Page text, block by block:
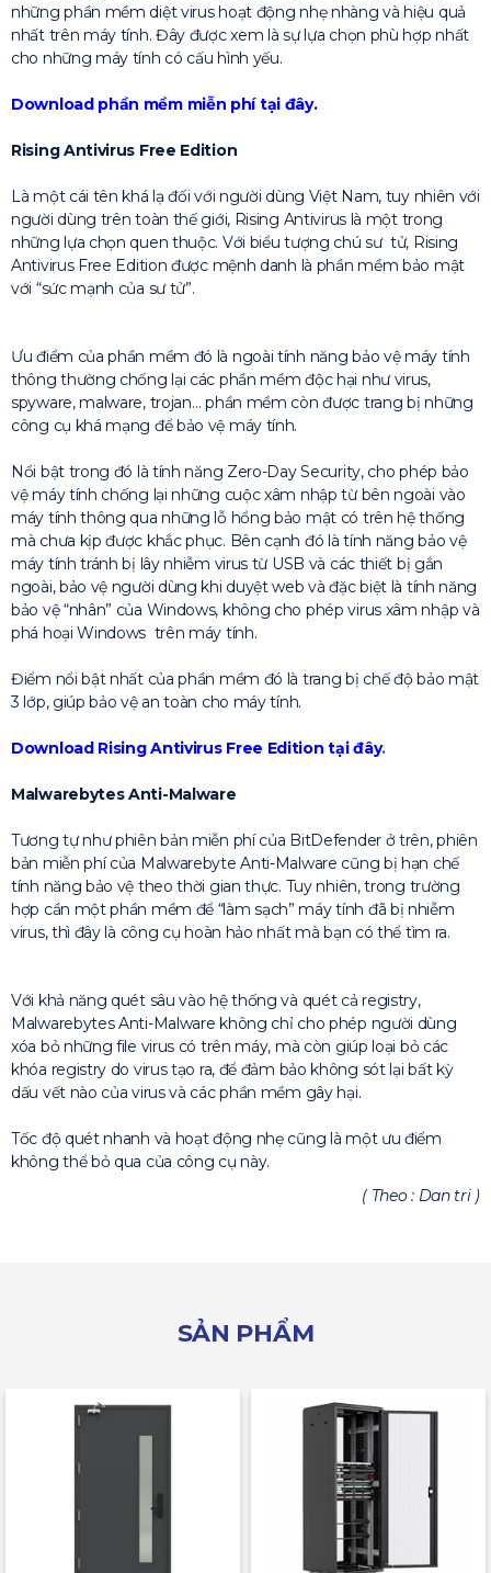
những phần mềm diệt virus hoạt động nhẹ nhàng và hiệu quả
nhất trên máy tính. Đây được xem là sự lựa chọn phù hợp nhất
cho những máy tính có cấu hình yếu.
Download phần mềm miễn phí tại đây.
Rising Antivirus Free Edition
Là một cái tên khá lạ đối với người dùng Việt Nam, tuy nhiên với
người dùng trên toàn thế giới, Rising Antivirus là một trong
những lựa chọn quen thuộc. Với biểu tượng chú sư tử, Rising
Antivirus Free Edition được mệnh danh là phần mềm bảo mật
với “sức mạnh của sư tử”.
Ưu điểm của phần mềm đó là ngoài tính năng bảo vệ máy tính
thông thường chống lại các phần mềm độc hại như virus,
spyware, malware, trojan… phần mềm còn được trang bị những
công cụ khá mạng để bảo vệ máy tính.
Nổi bật trong đó là tính năng Zero-Day Security, cho phép bảo
vệ máy tính chống lại những cuộc xâm nhập từ bên ngoài vào
máy tính thông qua những lỗ hổng bảo mật có trên hệ thống
mà chưa kịp được khắc phục. Bên cạnh đó là tính năng bảo vệ
máy tính tránh bị lây nhiễm virus từ USB và các thiết bị gắn
ngoài, bảo vệ người dùng khi duyệt web và đặc biệt là tính năng
bảo vệ “nhân” của Windows, không cho phép virus xâm nhập và
phá hoại Windows trên máy tính.
Điểm nổi bật nhất của phần mềm đó là trang bị chế độ bảo mật
3 lớp, giúp bảo vệ an toàn cho máy tính.
Download Rising Antivirus Free Edition tại đây.
Malwarebytes Anti-Malware
Tương tự như phiên bản miễn phí của BitDefender ở trên, phiên
bản miễn phí của Malwarebyte Anti-Malware cũng bị hạn chế
tính năng bảo vệ theo thời gian thực. Tuy nhiên, trong trường
hợp cần một phần mềm để “làm sạch” máy tính đã bị nhiễm
virus, thì đây là công cụ hoàn hảo nhất mà bạn có thể tìm ra.
Với khả năng quét sâu vào hệ thống và quét cả registry,
Malwarebytes Anti-Malware không chỉ cho phép người dùng
xóa bỏ những file virus có trên máy, mà còn giúp loại bỏ các
khóa registry do virus tạo ra, để đảm bảo không sót lại bất kỳ
dấu vết nào của virus và các phần mềm gây hại.
Tốc độ quét nhanh và hoạt động nhẹ cũng là một ưu điểm
không thể bỏ qua của công cụ này.
( Theo : Dan tri )
SẢN PHẨM